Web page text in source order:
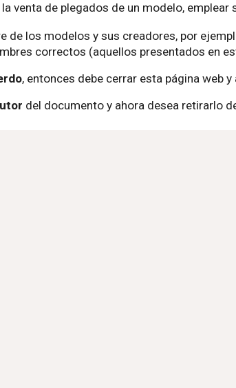
venta de plegados de un modelo,
de los modelos y sus creadores, por
correctos (aquellos presentados en
, entonces debe cerrar esta página web
del documento y ahora desea retirarlo